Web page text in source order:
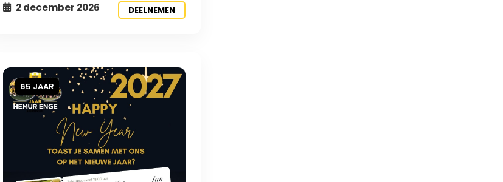
2 december 2026 DEELNEMEN
65 JAAR